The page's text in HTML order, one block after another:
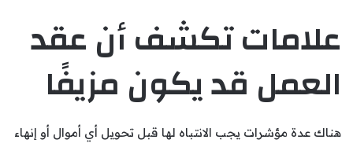
علامات تكشف أن عقد
العمل قد يكون مزيفًا
هناك عدة مؤشرات يجب الانتباه لها قبل تحويل أي أموال أو إنهاء